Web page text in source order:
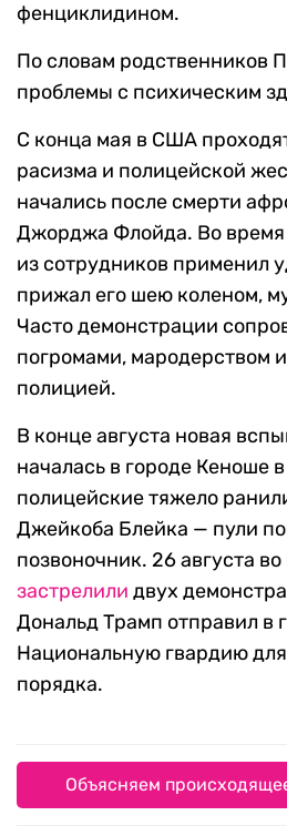
фенциклидином.
По словам родственников
проблемы с психическим
С конца мая в США
расизма и полицейской
начались после смерти
Джорджа Флойда. Во
из сотрудников
прижал его шею коленом,
Часто демонстрации
погромами, мародерством
полицией.
В конце августа новая
началась в городе Кеноше
полицейские тяжело
Джейкоба Блейка — пули
позвоночник. 26 августа
застрелили двух
Дональд Трамп отправил в
Национальную гвардию
порядка.
Объясняем